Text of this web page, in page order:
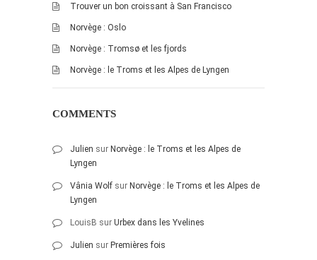
Trouver un bon croissant à San Francisco
Norvège : Oslo
Norvège : Tromsø et les fjords
Norvège : le Troms et les Alpes de Lyngen
COMMENTS
Julien sur Norvège : le Troms et les Alpes de
Lyngen
Vânia Wolf sur Norvège : le Troms et les Alpes de
Lyngen
LouisB sur Urbex dans les Yvelines
Julien sur Premières fois